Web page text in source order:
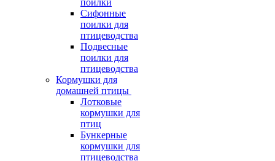
поилки
Сифонные
поилки для
птицеводства
Подвесные
поилки для
птицеводства
Кормушки для
домашней птицы
Лотковые
кормушки для
птиц
Бункерные
кормушки для
птицеводства